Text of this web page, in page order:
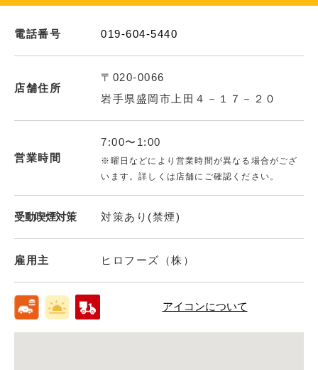
電話番号 019-604-5440
店舗住所
〒020-0066
岩手県盛岡市上田４－１７－２０
営業時間
7:00〜1:00
※曜日などにより営業時間が異なる場合がござ
います。詳しくは店舗にご確認ください。
受動喫煙対策 対策あり(禁煙)
雇用主 ヒロフーズ（株）
アイコンについて